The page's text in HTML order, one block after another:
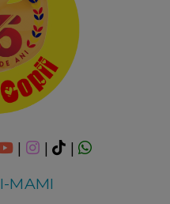
| |
|
MAMI